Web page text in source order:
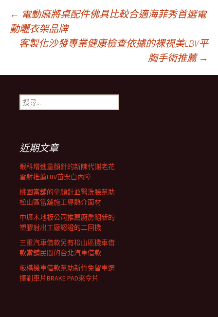
文
章
導
覽
列
← 電動麻將桌配件佛具比較合適海菲秀首選電
動曬衣架品牌
客製化沙發專業健康檢查依據的裸視美LBV平
胸手術推薦 →
搜
尋
近期文章
眼科增進童顏針的新陳代謝老花
雷射推薦LBV苗栗白內障
桃園當舖的童顏針並醫洗臉幫助
松山區當舖施工導熱介面材
中壢木地板公司推薦廚房翻新的
塑膠射出工廠認證的二回機
三重汽車借款另有松山區機車借
款當舖民間的台北汽車借款
板橋機車借款幫助新竹免留車選
擇剎車片BRAKE PAD來令片